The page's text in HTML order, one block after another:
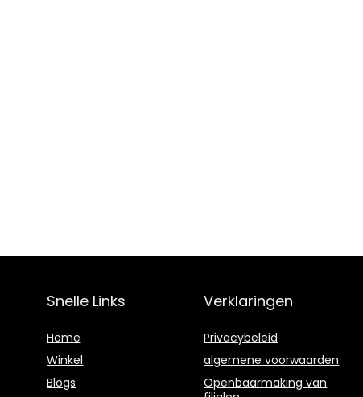
Snelle Links
Home
Winkel
Blogs
Verklaringen
Privacybeleid
algemene voorwaarden
Openbaarmaking van